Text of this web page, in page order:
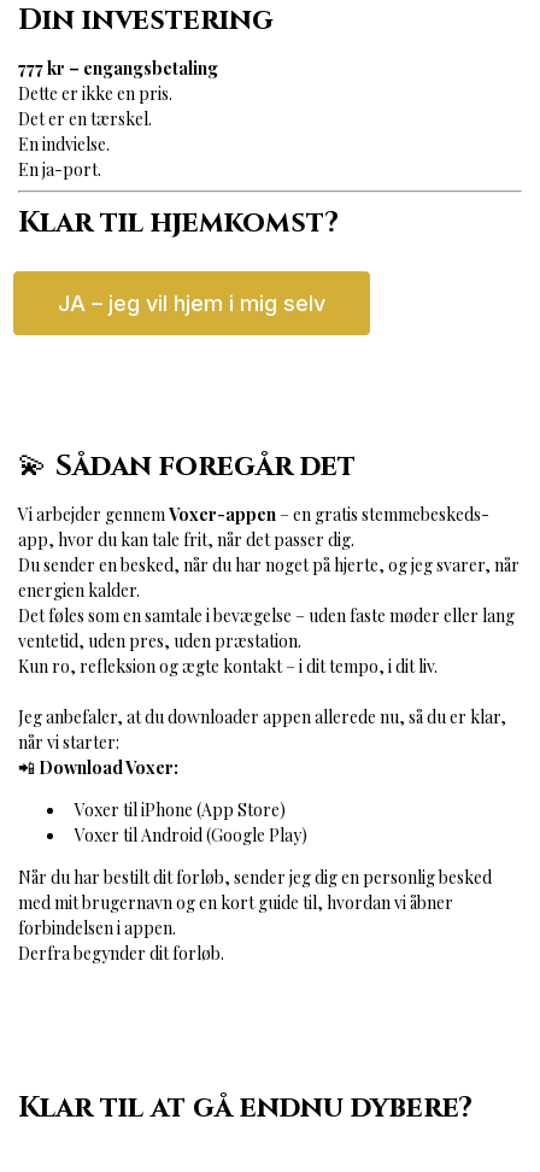
Din investering
777 kr – engangsbetaling
Dette er ikke en pris.
Det er en tærskel.
En indvielse.
En ja-port.
Klar til hjemkomst?
JA – jeg vil hjem i mig selv
💫 Sådan foregår det
Vi arbejder gennemVoxer-appen– en gratis stemmebeskeds-
app, hvor du kan tale frit, når det passer dig.
Du sender en besked, når du har noget på hjerte, og jeg svarer, når
energien kalder.
Det føles som en samtale i bevægelse – uden faste møder eller lang
ventetid, uden pres, uden præstation.
Kun ro, refleksion og ægte kontakt – i dit tempo, i dit liv.
Jeg anbefaler, at du downloader appen allerede nu, så du er klar,
når vi starter:
📲 Download Voxer:
Voxer til iPhone (App Store)
Voxer til Android (Google Play)
Når du har bestilt dit forløb, sender jeg dig en personlig besked
med mit brugernavn og en kort guide til, hvordan vi åbner
forbindelsen i appen.
Derfra begynder dit forløb.
Klar til at gå endnu dybere?